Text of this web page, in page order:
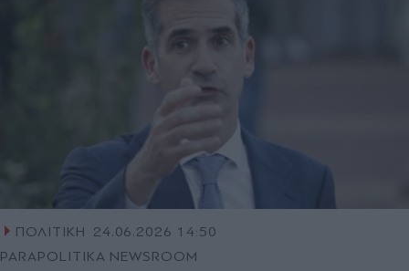
ΠΟΛΙΤΙΚΗ
24.06.2026 14:50
PARAPOLITIKA NEWSROOM